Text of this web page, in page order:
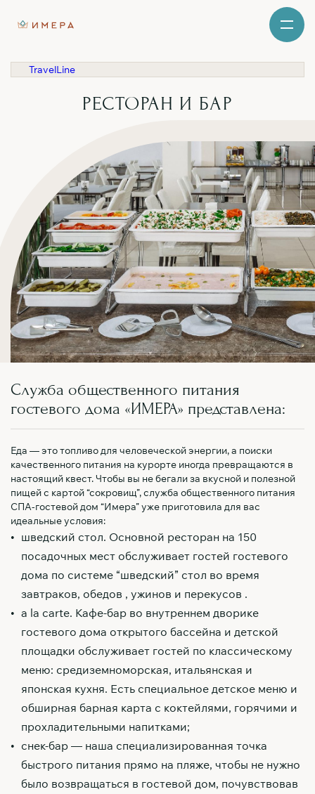
TravelLine
РЕСТОРАН И БАР
Служба общественного питания
гостевого дома «ИМЕРА» представлена:
Еда — это топливо для человеческой энергии, а поиски
качественного питания на курорте иногда превращаются в
настоящий квест. Чтобы вы не бегали за вкусной и полезной
пищей с картой “сокровищ”, служба общественного питания
СПА-гостевой дом “Имера” уже приготовила для вас
идеальные условия:
шведский стол. Основной ресторан на 150
посадочных мест обслуживает гостей гостевого
дома по системе “шведский” стол во время
завтраков, обедов , ужинов и перекусов .
a la carte. Кафе-бар во внутреннем дворике
гостевого дома открытого бассейна и детской
площадки обслуживает гостей по классическому
меню: средиземноморская, итальянская и
японская кухня. Есть специальное детское меню и
обширная барная карта с коктейлями, горячими и
прохладительными напитками;
снек-бар — наша специализированная точка
быстрого питания прямо на пляже, чтобы не нужно
было возвращаться в гостевой дом, почувствовав